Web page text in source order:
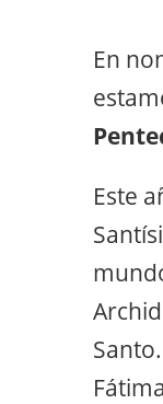
En
Este